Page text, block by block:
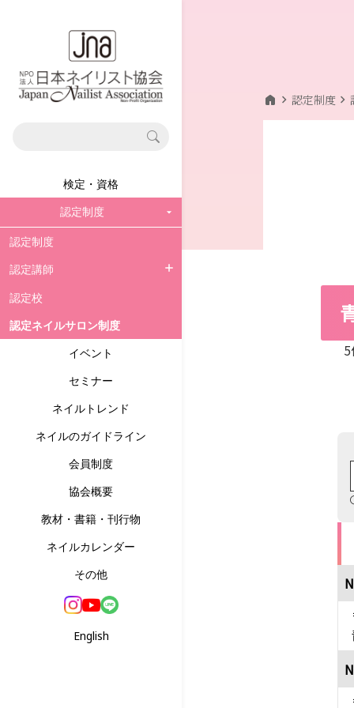
検定・資格
認定制度
認定制度
認定講師
認定講師
JNA認定講師資格試験
認定校
認定ネイルサロン制度
イベント
セミナー
ネイルトレンド
ネイルのガイドライン
会員制度
協会概要
教材・書籍・刊行物
ネイルカレンダー
その他
English
home chevron_right 認定制度chevron_right